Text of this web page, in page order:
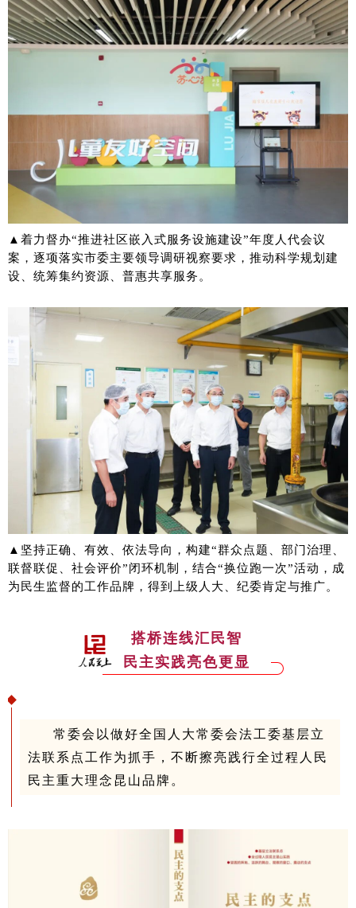
▲着力督办“推进社区嵌入式服务设施建设”年度人代会议
案，逐项落实市委主要领导调研视察要求，推动科学规划建
设、统筹集约资源、普惠共享服务。
▲坚持正确、有效、依法导向，构建“群众点题、部门治理、
联督联促、社会评价”闭环机制，结合“换位跑一次”活动，成
为民生监督的工作品牌，得到上级人大、纪委肯定与推广。
搭桥连线汇民智
民主实践亮色更显
常委会以做好全国人大常委会法工委基层立
法联系点工作为抓手，不断擦亮践行全过程人民
民主重大理念昆山品牌。